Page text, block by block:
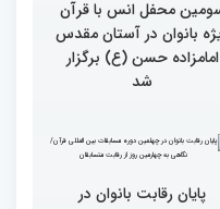
روز رقابت بخش برادران
چهلمین دوره مسابقات
بین‌المللی قرآن کریم(بخش
دوم)